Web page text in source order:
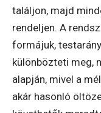
találjon, majd
rendeljen. A
formájuk,
különbözteti meg,
alapján, mivel a
akár hasonló